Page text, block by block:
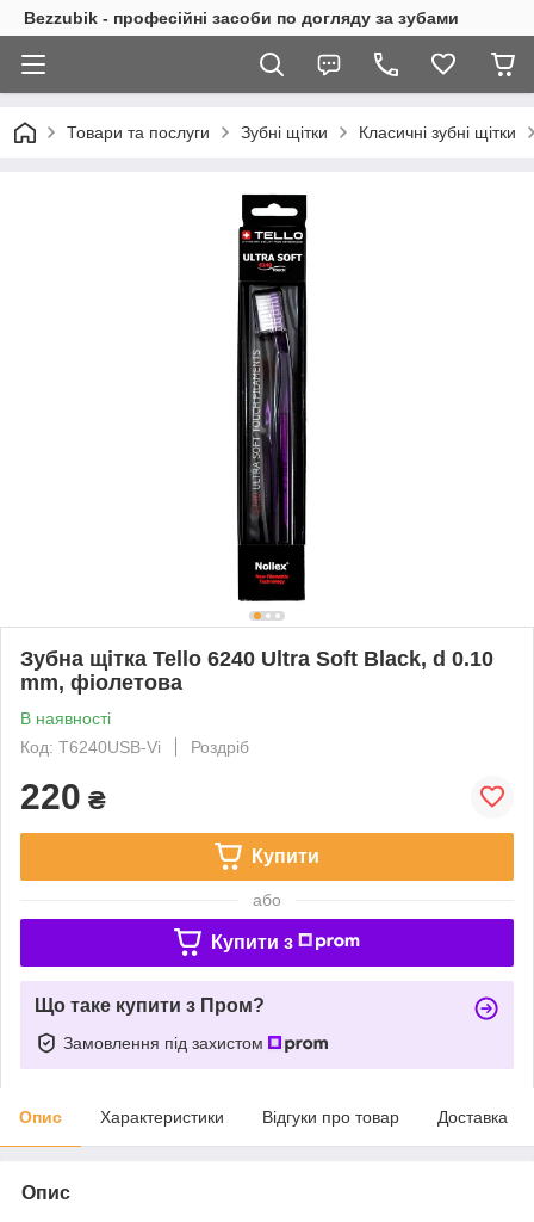
Bezzubik - професійні засоби по догляду за зубами
Товари та послуги Зубні щітки Класичні зубні щітки
Зубна щітка Tello 6240 Ultra Soft Black, d 0.10
mm, фіолетова
В наявності
Код: T6240USB-Vi
Роздріб
220 ₴
Купити
або
Купити з
Що таке купити з Пром?
Замовлення під захистом
Опис Характеристики Відгуки про товар Доставка
Опис